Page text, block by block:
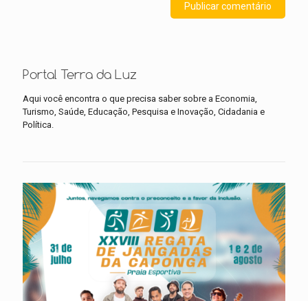
Portal Terra da Luz
Aqui você encontra o que precisa saber sobre a Economia,
Turismo, Saúde, Educação, Pesquisa e Inovação, Cidadania e
Política.